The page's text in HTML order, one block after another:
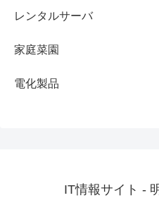
レンタルサーバ
家庭菜園
電化製品
IT情報サイト -